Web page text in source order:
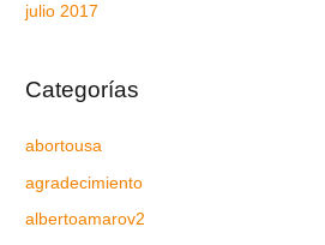
julio 2017
Categorías
abortousa
agradecimiento
albertoamarov2